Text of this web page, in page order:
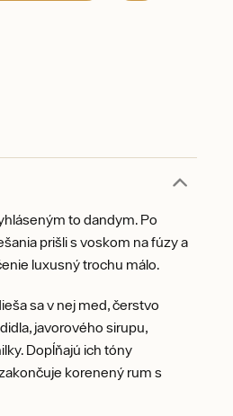
to dandym. Po
prišli s voskom na fúzy a
luxusný trochu málo.
sa v nej med, čerstvo
javorového sirupu,
Dopĺňajú ich tóny
korenený rum s